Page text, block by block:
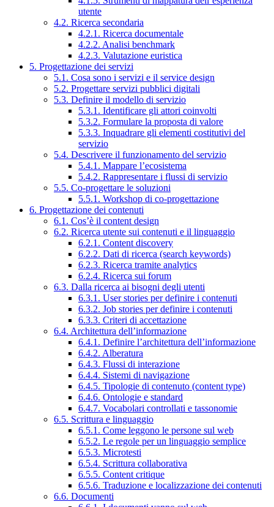
utente
4.2. Ricerca secondaria
4.2.1. Ricerca documentale
4.2.2. Analisi benchmark
4.2.3. Valutazione euristica
5. Progettazione dei servizi
5.1. Cosa sono i servizi e il service design
5.2. Progettare servizi pubblici digitali
5.3. Definire il modello di servizio
5.3.1. Identificare gli attori coinvolti
5.3.2. Formulare la proposta di valore
5.3.3. Inquadrare gli elementi costitutivi del
servizio
5.4. Descrivere il funzionamento del servizio
5.4.1. Mappare l’ecosistema
5.4.2. Rappresentare i flussi di servizio
5.5. Co-progettare le soluzioni
5.5.1. Workshop di co-progettazione
6. Progettazione dei contenuti
6.1. Cos’è il content design
6.2. Ricerca utente sui contenuti e il linguaggio
6.2.1. Content discovery
6.2.2. Dati di ricerca (search keywords)
6.2.3. Ricerca tramite analytics
6.2.4. Ricerca sui forum
6.3. Dalla ricerca ai bisogni degli utenti
6.3.1. User stories per definire i contenuti
6.3.2. Job stories per definire i contenuti
6.3.3. Criteri di accettazione
6.4. Architettura dell’informazione
6.4.1. Definire l’architettura dell’informazione
6.4.2. Alberatura
6.4.3. Flussi di interazione
6.4.4. Sistemi di navigazione
6.4.5. Tipologie di contenuto (content type)
6.4.6. Ontologie e standard
6.4.7. Vocabolari controllati e tassonomie
6.5. Scrittura e linguaggio
6.5.1. Come leggono le persone sul web
6.5.2. Le regole per un linguaggio semplice
6.5.3. Microtesti
6.5.4. Scrittura collaborativa
6.5.5. Content critique
6.5.6. Traduzione e localizzazione dei contenuti
6.6. Documenti